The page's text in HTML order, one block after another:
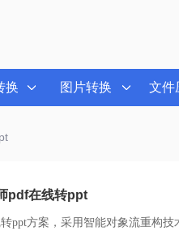
换 图片转换 文件
pdf在线转ppt
ppt方案，采用智能对象流重构技